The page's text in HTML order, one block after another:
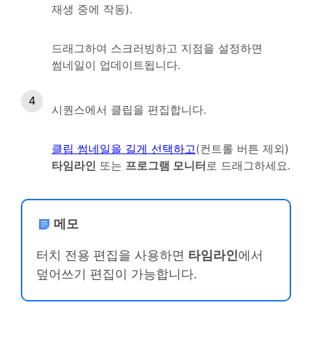
재생 중에 작동).
드래그하여 스크러빙하고 지점을 설정하면
썸네일이 업데이트됩니다.
시퀀스에서 클립을 편집합니다.
클립 썸네일을 길게 선택하고(컨트롤 버튼 제외)
타임라인 또는 프로그램 모니터 로 드래그하세요.
메모
터치 전용 편집을 사용하면 타임라인에서
덮어쓰기 편집이 가능합니다.